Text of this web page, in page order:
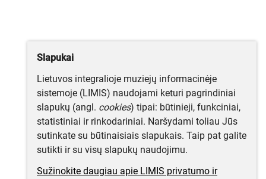
Slapukai
Lietuvos integralioje muziejų informacinėje
sistemoje (LIMIS) naudojami keturi pagrindiniai
slapukų (angl. cookies) tipai: būtinieji, funkciniai,
statistiniai ir rinkodariniai. Naršydami toliau Jūs
sutinkate su būtinaisiais slapukais. Taip pat galite
sutikti ir su visų slapukų naudojimu.
Sužinokite daugiau apie LIMIS privatumo ir